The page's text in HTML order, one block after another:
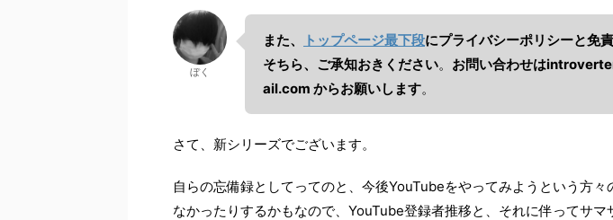
ぼく
また、 トップページ最下段にプライバシーポリシーと免
そちら、ご承知おきください。 お問い合わせは
ail.com からお願いします。
さて、新シリーズでございます。
自らの忘備録としてってのと、今後YouTubeをやってみようという方々
なかったりするかもなので、YouTube登録者推移と、それに伴ってサマ